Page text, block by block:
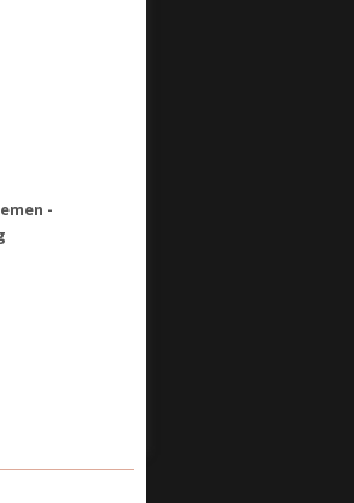
Stasiun LRT HSR Halim -